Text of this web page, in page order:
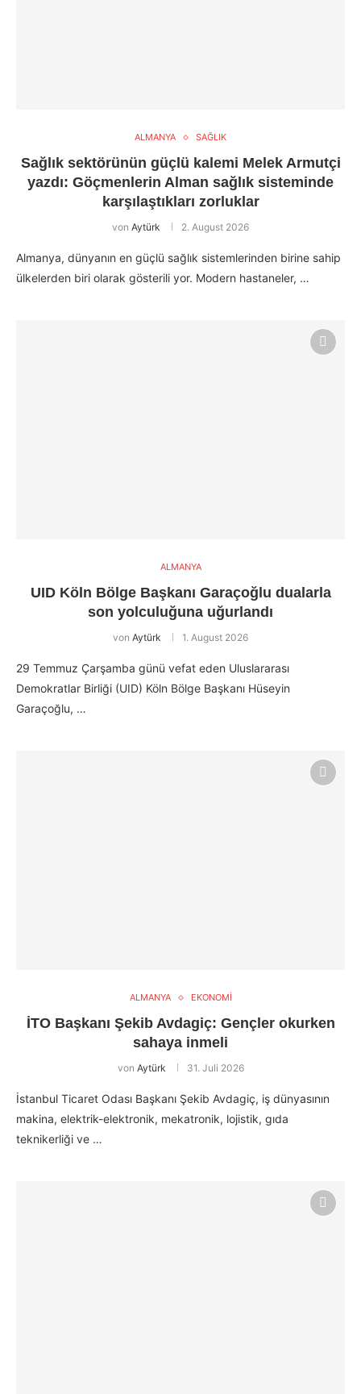
ALMANYA SAĞLIK
Sağlık sektörünün güçlü kalemi Melek Armutçi
yazdı: Göçmenlerin Alman sağlık sisteminde
karşılaştıkları zorluklar
von Aytürk 2. August 2026
Almanya, dünyanın en güçlü sağlık sistemlerinden birine sahip
ülkelerden biri olarak gösterili yor. Modern hastaneler, …
ALMANYA
UID Köln Bölge Başkanı Garaçoğlu dualarla
son yolculuğuna uğurlandı
von Aytürk 1. August 2026
29 Temmuz Çarşamba günü vefat eden Uluslararası
Demokratlar Birliği (UID) Köln Bölge Başkanı Hüseyin
Garaçoğlu, …
ALMANYA EKONOMİ
İTO Başkanı Şekib Avdagiç: Gençler okurken
sahaya inmeli
von Aytürk 31. Juli 2026
İstanbul Ticaret Odası Başkanı Şekib Avdagiç, iş dünyasının
makina, elektrik-elektronik, mekatronik, lojistik, gıda
teknikerliği ve …